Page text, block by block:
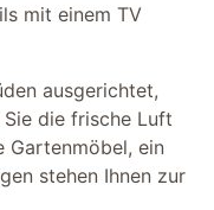
mit einem TV
ausgerichtet,
die frische Luft
Gartenmöbel, ein
stehen Ihnen zur